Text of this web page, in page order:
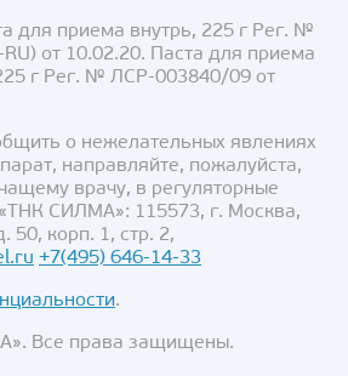
для приема внутрь, 225 г Рег. №
от 10.02.20. Паста для приема
г Рег. № ЛСР-003840/09 от
о нежелательных явлениях
направляйте, пожалуйста,
врачу, в регуляторные
СИЛМА»: 115573, г. Москва,
50, корп. 1, стр. 2,
+7(495) 646-14-33
.
Все права защищены.